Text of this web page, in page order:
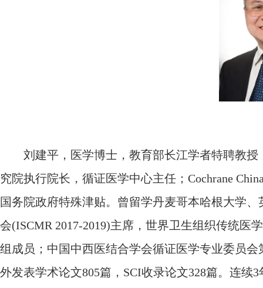
刘建平，医学博士，教育部长江学者特聘教
究院执行院长，循证医学中心主任； Cochrane
国务院政府特殊津贴。曾留学丹麦哥本哈根大学
会(ISCMR 2017-2019)主席，世界卫生组织传统医
组成员；中国中西医结合学会循证医学专业委员
外发表学术论文805篇，SCI收录论文328篇。连